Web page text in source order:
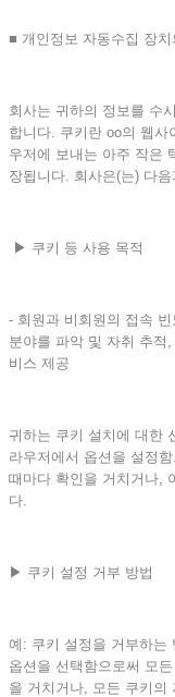
■ 개인정보 자동수집 장
회사는 귀하의 정보를 수
합니다. 쿠키란 oo의 웹
우저에 보내는 아주 작은
장됩니다. 회사은(는) 다
▶ 쿠키 등 사용 목적
- 회원과 비회원의 접속
분야를 파악 및 자취 추적
비스 제공
귀하는 쿠키 설치에 대한
라우저에서 옵션을 설정
때마다 확인을 거치거나,
다.
▶ 쿠키 설정 거부 방법
예: 쿠키 설정을 거부하는
옵션을 선택함으로써 모
을 거치거나, 모든 쿠키의